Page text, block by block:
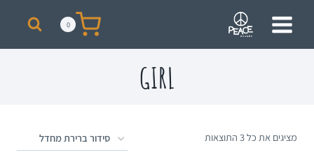
0
GIRL
מציגים את כל ⁦3⁩ התוצאות